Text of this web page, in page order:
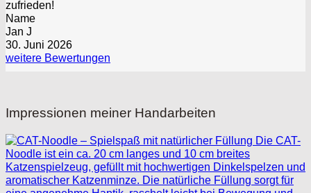
zufrieden!
Name
Jan J
30. Juni 2026
weitere Bewertungen
Impressionen meiner Handarbeiten